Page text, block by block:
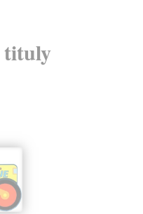
tituly